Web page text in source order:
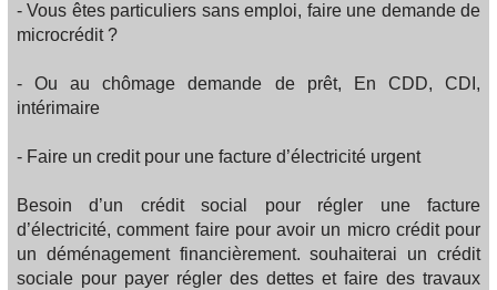
- Vous êtes particuliers sans emploi, faire une demande de
microcrédit ?
- Ou au chômage demande de prêt, En CDD, CDI,
intérimaire
- Faire un credit pour une facture d’électricité urgent
Besoin d’un crédit social pour régler une facture
d’électricité, comment faire pour avoir un micro crédit pour
un déménagement financièrement. souhaiterai un crédit
sociale pour payer régler des dettes et faire des travaux